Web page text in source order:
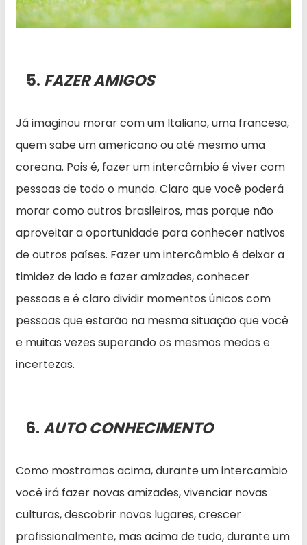
5. FAZER AMIGOS
Já imaginou morar com um Italiano, uma francesa,
quem sabe um americano ou até mesmo uma
coreana. Pois é, fazer um intercâmbio é viver com
pessoas de todo o mundo. Claro que você poderá
morar como outros brasileiros, mas porque não
aproveitar a oportunidade para conhecer nativos
de outros países. Fazer um intercâmbio é deixar a
timidez de lado e fazer amizades, conhecer
pessoas e é claro dividir momentos únicos com
pessoas que estarão na mesma situação que você
e muitas vezes superando os mesmos medos e
incertezas.
6.AUTO CONHECIMENTO
Como mostramos acima, durante um intercambio
você irá fazer novas amizades, vivenciar novas
culturas, descobrir novos lugares, crescer
profissionalmente, mas acima de tudo, durante um